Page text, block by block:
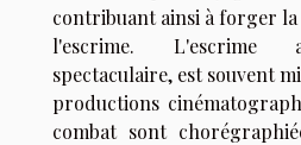
contribuant ainsi à forger
l'escrime. L'escrime
spectaculaire, est souvent
productions
combat sont